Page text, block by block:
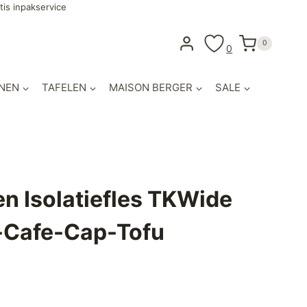
inpakservice
0 0
TAFELEN MAISON BERGER SALE
Isolatiefles TKWide
Cap-Tofu